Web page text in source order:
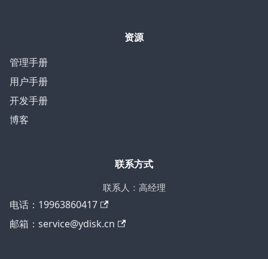
资源
管理手册
用户手册
开发手册
博客
联系方式
联系人：高经理
电话：19963860417
邮箱：service@ydisk.cn